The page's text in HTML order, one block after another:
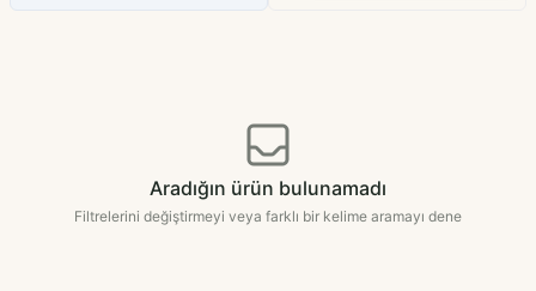
Aradığın ürün bulunamadı
Filtrelerini değiştirmeyi veya farklı bir kelime aramayı dene